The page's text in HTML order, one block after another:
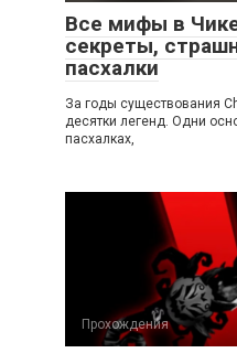
Все мифы в
секреты,
пасхалки
За годы существования
десятки легенд. Одни
пасхалках,
Прохождения